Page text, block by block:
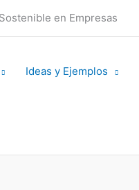
en Empresas
Ideas y Ejemplos